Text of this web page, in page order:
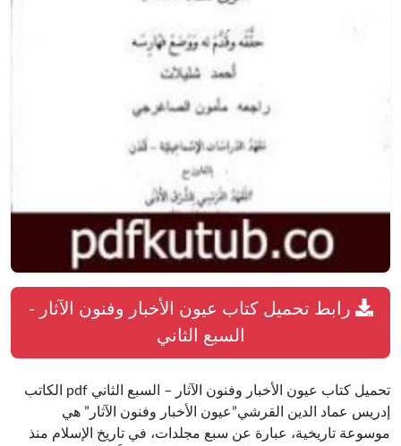
رابط تحميل كتاب عيون الأخبار وفنون الآثار -
السبع الثاني
تحميل كتاب عيون الأخبار وفنون الآثار – السبع الثاني pdf الكاتب
إدريس عماد الدين القرشي”عيون الأخبار وفنون الآثار” هي
موسوعة تاريخية، عبارة عن سبع مجلدات، في تاريخ الإسلام منذ